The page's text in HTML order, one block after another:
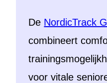
De NordicTrack
combineert
voor vitale